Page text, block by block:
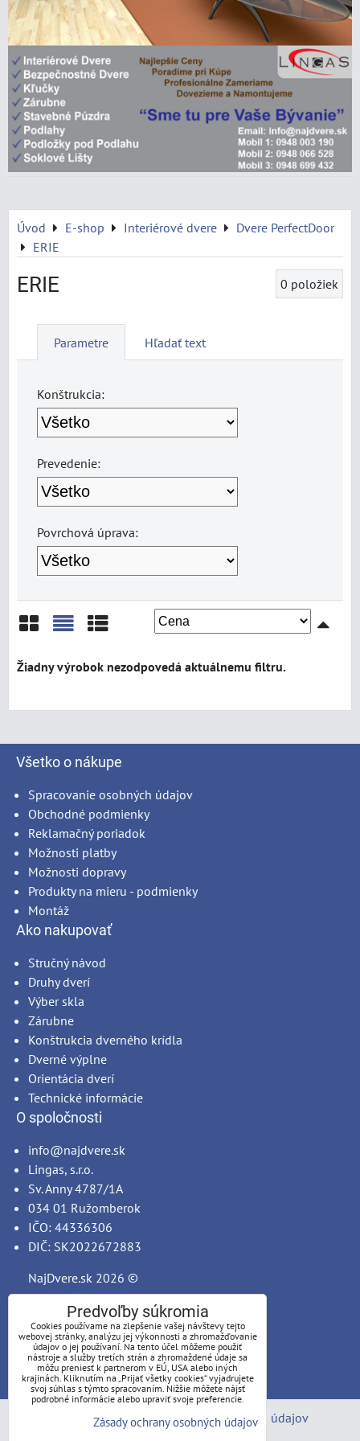
Úvod E-shop Interiérové dvere
Dvere PerfectDoor
ERIE
ERIE 0 položiek
Parametre Hľadať text
Konštrukcia:
Prevedenie:
Povrchová úprava:
Mriežka
Všetko o nákupe
Spracovanie osobných údajov
Obchodné podmienky
Reklamačný poriadok
Možnosti platby
Možnosti dopravy
Produkty na mieru - podmienky
Montáž
Ako nakupovať
Stručný návod
Druhy dverí
Výber skla
Zárubne
Konštrukcia dverného krídla
Dverné výplne
Orientácia dverí
Technické informácie
O spoločnosti
info@najdvere.sk
Lingas, s.r.o.
Sv. Anny 4787/1A
034 01 Ružomberok
IČO: 44336306
DIČ: SK2022672883
NajDvere.sk 2026 ©
Predvoľby súkromia
Zásady ochrany osobných údajov
Predvoľby súkromia
Cookies používame na zlepšenie vašej návštevy tejto
webovej stránky, analýzu jej výkonnosti a zhromažďovanie
údajov o jej používaní. Na tento účel môžeme použiť
nástroje a služby tretích strán a zhromaždené údaje sa
môžu preniesť k partnerom v EÚ, USA alebo iných
krajinách. Kliknutím na „Prijať všetky cookies“ vyjadrujete
svoj súhlas s týmto spracovaním. Nižšie môžete nájsť
podrobné informácie alebo upraviť svoje preferencie.
Zásady ochrany osobných údajov